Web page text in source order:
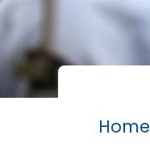
Home